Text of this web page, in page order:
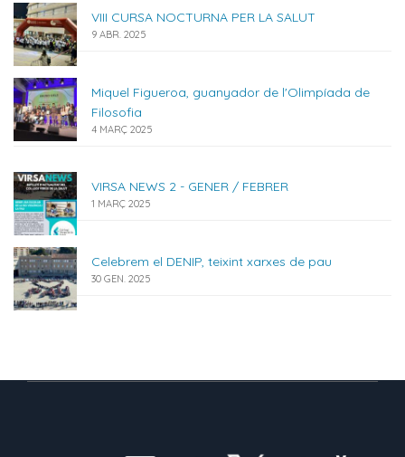
VIII CURSA NOCTURNA PER LA SALUT
9 ABR. 2025
Miquel Figueroa, guanyador de l'Olimpíada de
Filosofia
4 MARÇ 2025
VIRSA NEWS 2 - GENER / FEBRER
1 MARÇ 2025
Celebrem el DENIP, teixint xarxes de pau
30 GEN. 2025